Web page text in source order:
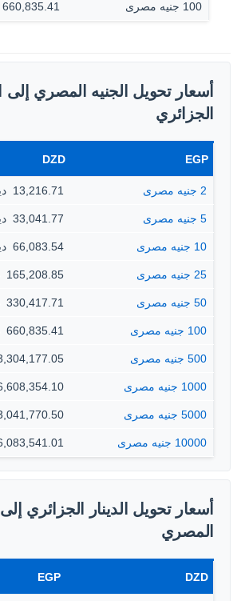
100 جنيه مصرى 660,835.41 ‏ دينار جزائرى
أسعار تحويل الجنيه المصري إلى
الجزائري
EGP
DZD
2 جنيه مصرى 13,216.71 ‏ دينار جزائرى
5 جنيه مصرى 33,041.77 ‏ دينار جزائرى
10 جنيه مصرى 66,083.54 ‏ دينار جزائرى
25 جنيه مصرى 165,208.85 ‏ دينار جزائرى
50 جنيه مصرى 330,417.71 ‏ دينار جزائرى
100 جنيه مصرى 660,835.41 ‏ دينار جزائرى
500 جنيه مصرى 3,304,177.05 ‏ دينار
1000 جنيه مصرى 6,608,354.10 ‏ دينار
5000 جنيه مصرى 33,041,770.50 ‏ دينار
10000 جنيه مصرى 66,083,541.01 ‏ دينار
أسعار تحويل الدينار الجزائري
المصري
DZD
EGP